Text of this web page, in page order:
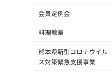
会員定例会
料理教室
熊本県新型コロナウイル
ス対策緊急支援事業